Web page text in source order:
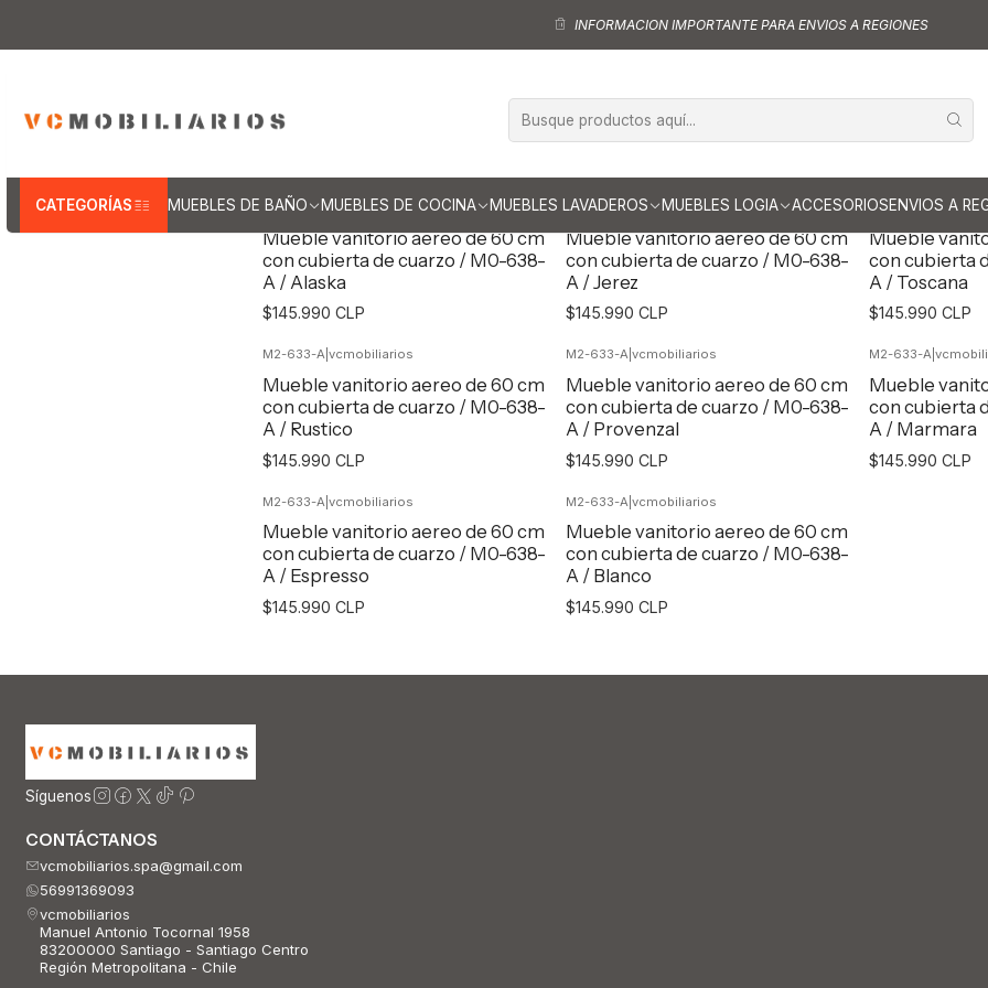
CATEGORÍAS MUEBLES DE BAÑO MUEBLES DE COCINA MUEBLES LAVADEROS MUEBLES LOGIA ACCESORIOSENVIOS A
INFORMACION IMPORTANTE PARA ENVIOS A REGIONES
Muebles vanitorio aereo - simple Mueble vanitorios aereo - simple de
Muebles vanitorios aereo simple
M2-633-A|vcmobiliarios
Mueble vanitorio aereo de 60 cm
con cubierta de cuarzo / M0-638-
A / Alaska
$145.990 CLP
M2-633-A|vcmobiliarios
Mueble vanitorio aereo de 60 cm
con cubierta de cuarzo / M0-638-
A / Jerez
$145.990 CLP
M2-633-A|
Mueble
con cubierta
A / Toscana
$145.990 CLP
M2-633-A| vcmobiliarios
Mueble vanitorio aereo de 60 cm
con cubierta de cuarzo / M0-638-
A / Rustico
$145.990 CLP
M2-633-A| vcmobiliarios
Mueble vanitorio aereo de 60 cm
con cubierta de cuarzo / M0-638-
A / Provenzal
$145.990 CLP
M2-633-A|
Mueble
con cubierta
A / Marmara
$145.990 CLP
M2-633-A| vcmobiliarios
Mueble vanitorio aereo de 60 cm
con cubierta de cuarzo / M0-638-
A / Espresso
$145.990 CLP
M2-633-A| vcmobiliarios
Mueble vanitorio aereo de 60 cm
con cubierta de cuarzo / M0-638-
A / Blanco
$145.990 CLP
Síguenos
CONTÁCTANOS
vcmobiliarios.spa@gmail.com
56991369093
vcmobiliarios
Manuel Antonio Tocornal 1958
83200000 Santiago - Santiago Centro
Región Metropolitana - Chile